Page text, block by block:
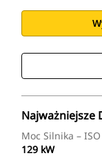
Najważniejsze
Moc Silnika –
129 kW